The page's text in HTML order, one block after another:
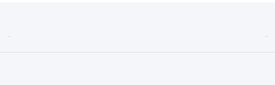
 